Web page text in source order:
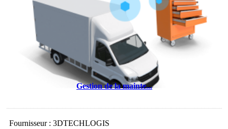
Gestion de la mainte...
Fournisseur : 3DTECHLOGIS